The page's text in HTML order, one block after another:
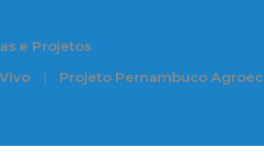
e Projetos
Projeto Pernambuco